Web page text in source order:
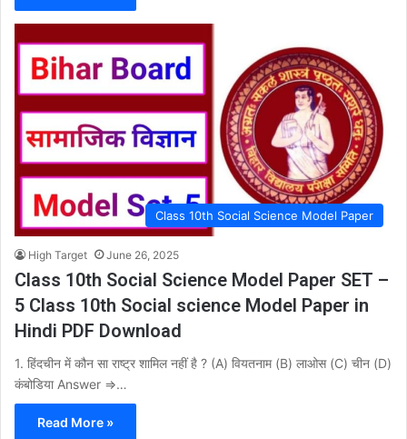
Class 10th Social Science Model Paper
High Target June 26, 2025
Class 10th Social Science Model Paper SET –
5 Class 10th Social science Model Paper in
Hindi PDF Download
1. हिंदचीन में कौन सा राष्ट्र शामिल नहीं है ? (A) वियतनाम (B) लाओस (C) चीन (D)
कंबोडिया Answer ⇒…
Read More »